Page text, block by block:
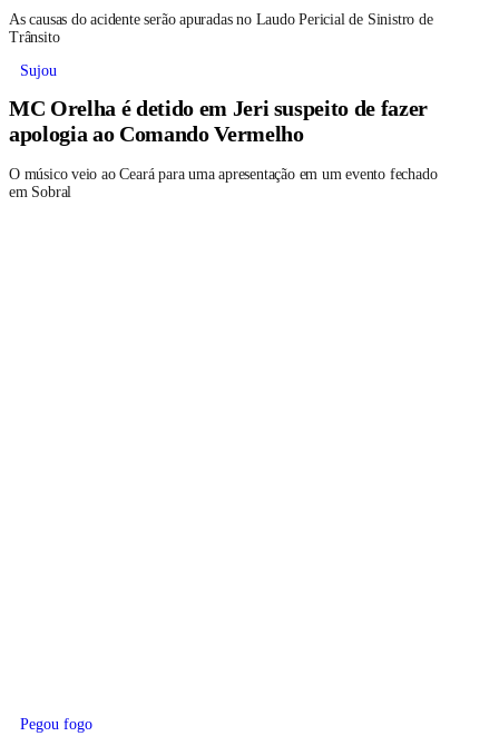
As causas do acidente serão apuradas no Laudo Pericial de Sinistro de
Trânsito
Sujou
MC Orelha é detido em Jeri suspeito de fazer
apologia ao Comando Vermelho
O músico veio ao Ceará para uma apresentação em um evento fechado
em Sobral
Pegou fogo